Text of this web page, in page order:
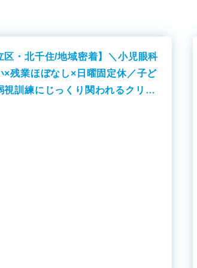
区・北千住/地域密着】＼小児眼科
×残業ほぼなし×日曜固定休／子ど
視訓練にじっくり関われるクリニ